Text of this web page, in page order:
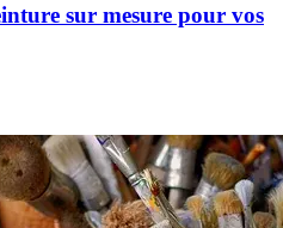
sur mesure pour vos